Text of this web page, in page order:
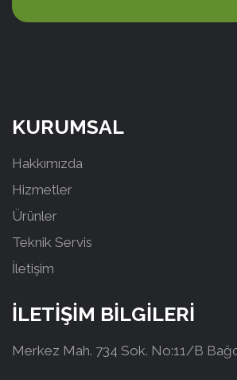
KURUMSAL
Hakkımızda
Hizmetler
Ürünler
Teknik Servis
İletişim
İLETİŞİM BİLGİLERİ
Merkez Mah. 734 Sok. No:11/B